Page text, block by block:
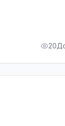
20